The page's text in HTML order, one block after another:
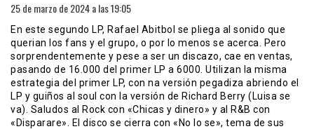
25 de marzo de 2024 a las 19:05
En este segundo LP, Rafael Abitbol se pliega al sonido que
querian los fans y el grupo, o por lo menos se acerca. Pero
sorprendentemente y pese a ser un discazo, cae en ventas,
pasando de 16.000 del primer LP a 6000. Utilizan la misma
estrategia del primer LP, con na versión pegadiza abriendo el
LP y guiños al soul con la versión de Richard Berry (Luisa se
va). Saludos al Rock con «Chicas y dinero» y al R&B con
«Disparare». El disco se cierra con «No lo se», tema de sus